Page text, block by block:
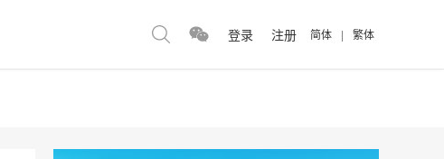
登录 注册 简体 | 繁体